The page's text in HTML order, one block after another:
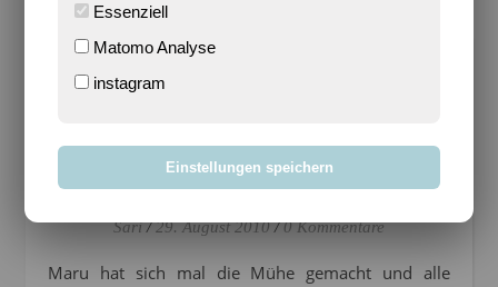
So viel Kreativitaet ist
schon fast gruselig!
Sari / 29. August 2010 / 0 Kommentare
Maru hat sich mal die Mühe gemacht und alle
Essenziell
Matomo Analyse
instagram
Einstellungen speichern